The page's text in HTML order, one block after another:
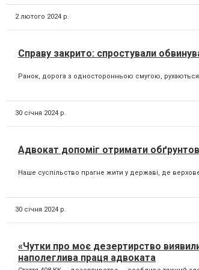
2 лютого 2024 р.
Справу закрито: спростували
Ранок, дорога з односторонньою смугою,
30 січня 2024 р.
Адвокат допоміг отримати
Наше суспільство прагне жити у державі, де
30 січня 2024 р.
«Чутки про моє дезертирство
наполеглива праця адвоката